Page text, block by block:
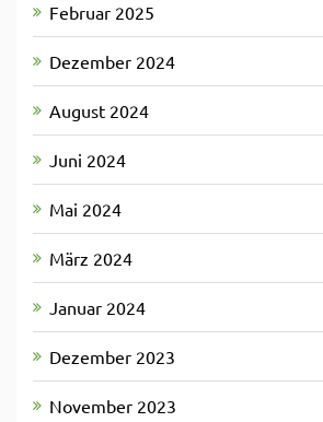
Februar 2025
Dezember 2024
August 2024
Juni 2024
Mai 2024
März 2024
Januar 2024
Dezember 2023
November 2023